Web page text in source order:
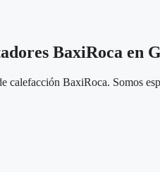
BaxiRoca en
BaxiRoca. Somos